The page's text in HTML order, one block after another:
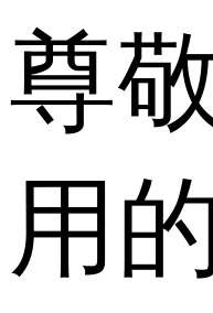
尊
用